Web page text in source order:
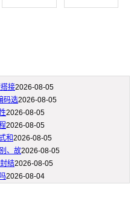
接2026-08-05
码选2026-08-05
2026-08-05
2026-08-05
和2026-08-05
、故2026-08-05
结2026-08-05
2026-08-04